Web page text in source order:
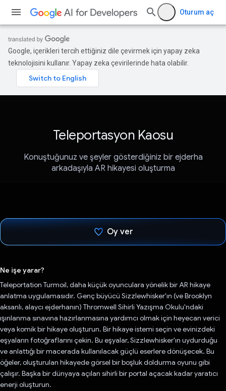
Oturum aç
Google, içerikleri tercih ettiğiniz dile çevirmek için yapay zeka
teknolojisini kullanır. Yapay zeka çevirilerinde hata olabilir.
Teleportasyon Kaosu
Konuştuğunuz ve şeyler gösterdiğiniz bir ejderha
arkadaşıyla AR hikayesi oluşturma
Oy ver
Ne işe yarar?
Teleportation Turmoil, daha küçük oyunculara yönelik bir AR hikaye
anlatma uygulamasıdır. Genç büyücü Sizzlewhisker'ın (ve Brooklyn
aksanlı, alaycı ejderhanın) Thromwell Sihirli Yazışma Okulu'ndaki
ışınlanma sınavına hazırlanmasına yardımcı olmak için heyecan verici
veya komik bir hikaye oluşturun. Bir hikaye istemi seçin ve evinizdeki
eşyaların fotoğraflarını çekin. Bu eşyalar, Sizzlewhisker'ın uydurduğu
ve anlattığı bir macerada kullanılacak güçlü eserlere dönüşecek. Bu
öğeler, oluşturulan hikayede görsel bir boşluk doldurma oyunu gibi
çalışır. Başka bir dünyaya açılan sihirli bir portal açacak kadar yaratıcı
enerji oluşturun.